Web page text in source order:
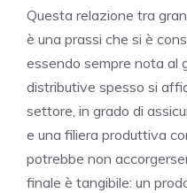
Questa relazione tra
è una prassi che si è
essendo sempre nota al
distributive spesso si
settore, in grado di
e una filiera produttiva
potrebbe non
finale è tangibile: un